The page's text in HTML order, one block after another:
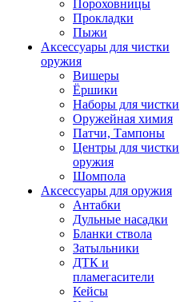
Пороховницы
Прокладки
Пыжи
Аксессуары для чистки
оружия
Вишеры
Ёршики
Наборы для чистки
Оружейная химия
Патчи, Тампоны
Центры для чистки
оружия
Шомпола
Аксессуары для оружия
Антабки
Дульные насадки
Бланки ствола
Затыльники
ДТК и
пламегасители
Кейсы